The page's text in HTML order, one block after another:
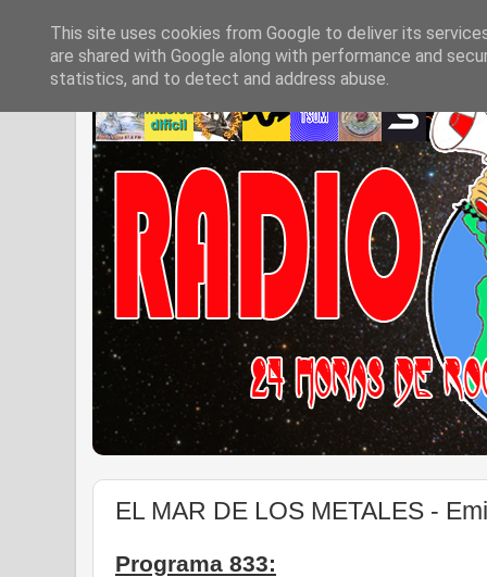
EL MAR DE LOS METALES -
Programa 833:
This site uses cookies from Google to deliver its
are shared with Google along with performance and
statistics, and to detect and address abuse.